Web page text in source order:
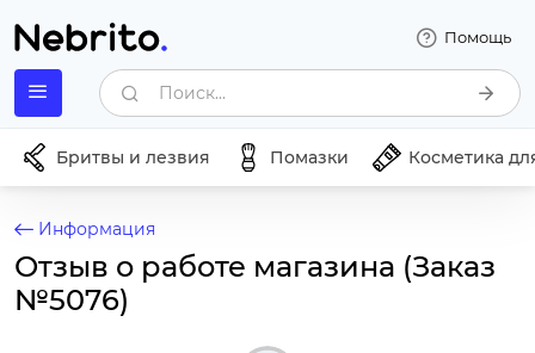
Помощь
Поиск...
Бритвы и лезвия Помазки Косметика
Информация
Отзыв о работе магазина (Заказ
№5076)